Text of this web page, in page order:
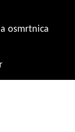
osmrtnica